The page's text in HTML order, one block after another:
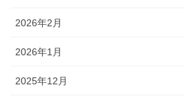
2026年2月
2026年1月
2025年12月